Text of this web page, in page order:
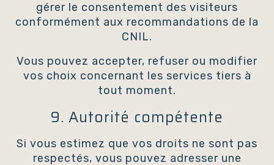
gérer le consentement des visiteurs
conformément aux recommandations de la
CNIL.
Vous pouvez accepter, refuser ou modifier
vos choix concernant les services tiers à
tout moment.
9. Autorité compétente
Si vous estimez que vos droits ne sont pas
respectés, vous pouvez adresser une